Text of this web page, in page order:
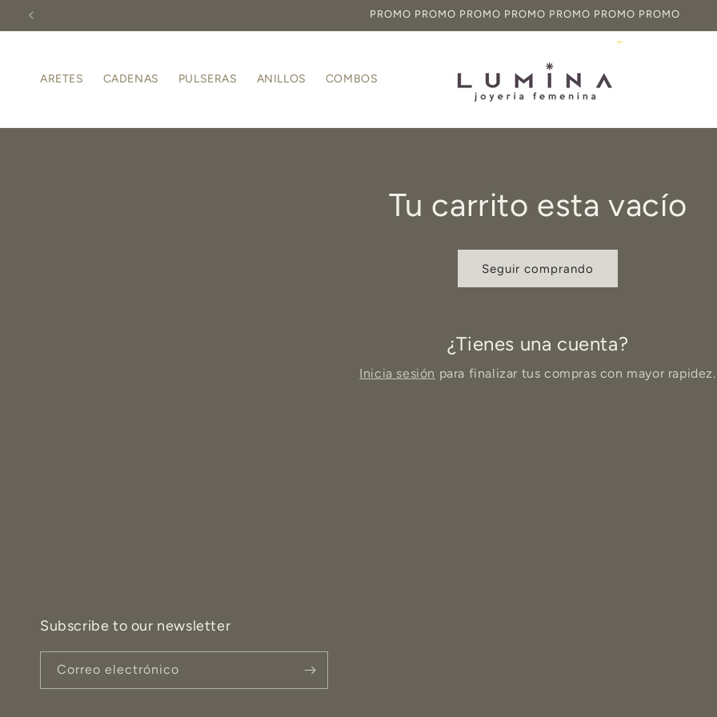
directamente
al contenido
PROMO PROMO PROMO PROMO PROMO PROMO PROMO
ARETES CADENAS PULSERAS ANILLOS COMBOS
Tu carrito esta vacío
Seguir comprando
¿Tienes una cuenta?
Inicia sesión para finalizar tus compras con mayor rapidez.
Subscribe to our newsletter
Correo electrónico